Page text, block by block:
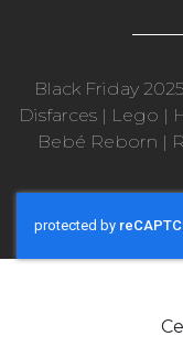
Black Friday 2025
Disfarces| Lego |
Bebé Reborn |